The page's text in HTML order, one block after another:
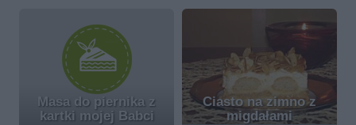
Masa do piernika z
kartki mojej Babci
Ciasto na zimno z
migdałami